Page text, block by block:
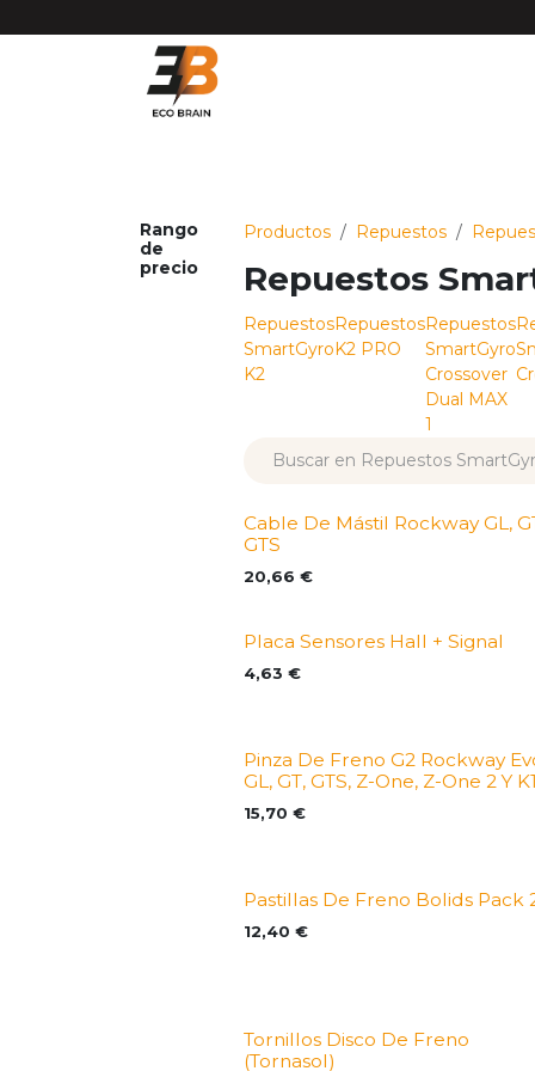
Rango
de
precio
Productos Repuestos
Repuestos
Repuestos
SmartGyro
K2
Repuestos
K2 PRO
Repuestos
SmartGyro
Crossover
Dual MAX
1
Cable De Mástil Rockway GL,
GTS
20,66 €
Placa Sensores Hall + Signal
4,63 €
Pinza De Freno G2 Rockway
GL, GT, GTS, Z-One, Z-One 2 Y K1
15,70 €
Pastillas De Freno Bolids Pack
12,40 €
Tornillos Disco De Freno
(Tornasol)